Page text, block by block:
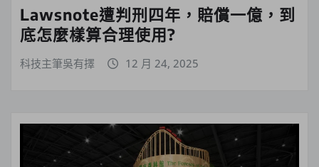
Lawsnote遭判刑四年，賠償一億，到
底怎麼樣算合理使用?
科技主筆吳有擇 12 月 24, 2025